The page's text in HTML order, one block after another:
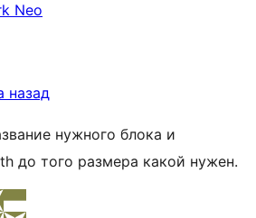
Neo
назад
нужного блока и
до того размера какой нужен.